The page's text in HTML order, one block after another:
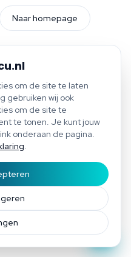
om de site te laten
gebruiken wij ook
om de site te
te tonen. Je kunt jouw
onderaan de pagina.
.
Naar homepage